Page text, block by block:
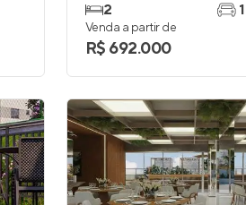
2
1
Venda a partir de
R$ 692.000